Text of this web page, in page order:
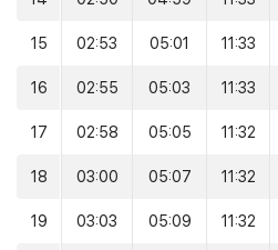
15 02:53 05:01 11:33
16 02:55 05:03 11:33
17 02:58 05:05 11:32
18 03:00 05:07 11:32
19 03:03 05:09 11:32